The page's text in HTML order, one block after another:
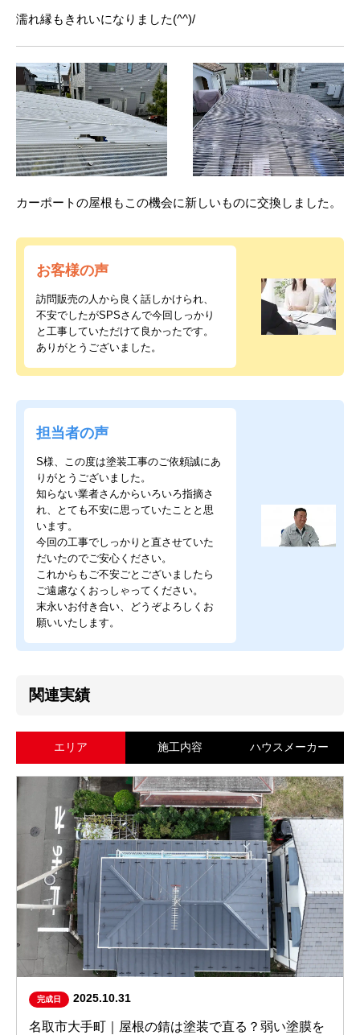
濡れ縁もきれいになりました(^^)/
カーポートの屋根もこの機会に新しいものに交換しました。
お客様の声
訪問販売の人から良く話しかけられ、
不安でしたがSPSさんで今回しっかり
と工事していただけて良かったです。
ありがとうございました。
担当者の声
S様、この度は塗装工事のご依頼誠にあ
りがとうございました。
知らない業者さんからいろいろ指摘さ
れ、とても不安に思っていたことと思
います。
今回の工事でしっかりと直させていた
だいたのでご安心ください。
これからもご不安ごとございましたら
ご遠慮なくおっしゃってください。
末永いお付き合い、どうぞよろしくお
願いいたします。
関連実績
エリア 施工内容 ハウスメーカー
完成日 2025.10.31
名取市大手町｜屋根の錆は塗装で直る？弱い塗膜を